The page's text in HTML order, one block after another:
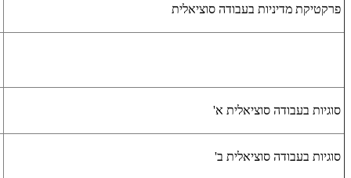
פרקטיקת מדיניות בעבודה סוציאלית
סוגיות בעבודה סוציאלית א'
סוגיות בעבודה סוציאלית ב'